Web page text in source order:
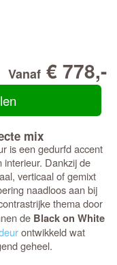
Vanaf € 778,-
mix
is een gedurfd accent
interieur. Dankzij de
verticaal of gemixt
naadloos aan bij
thema door
de Black on White
ontwikkeld wat
geheel.